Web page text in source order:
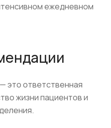
ежедневном
это ответственная
жизни пациентов и